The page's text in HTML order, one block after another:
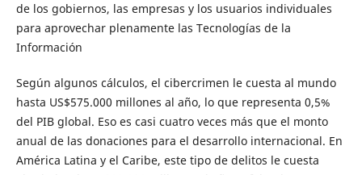
de los gobiernos, las empresas y los usuarios individuales
para aprovechar plenamente las Tecnologías de la
Información
Según algunos cálculos, el cibercrimen le cuesta al mundo
hasta US$575.000 millones al año, lo que representa 0,5%
del PIB global. Eso es casi cuatro veces más que el monto
anual de las donaciones para el desarrollo internacional. En
América Latina y el Caribe, este tipo de delitos le cuesta